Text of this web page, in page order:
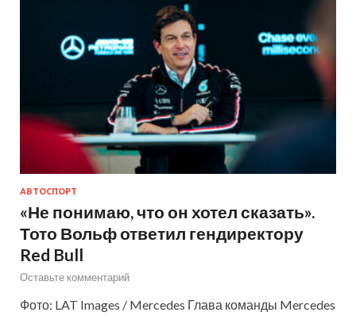
АВТОСПОРТ
«Не понимаю, что он хотел сказать».
Тото Вольф ответил гендиректору
Red Bull
Оставьте комментарий
Фото: LAT Images / Mercedes Глава команды Mercedes